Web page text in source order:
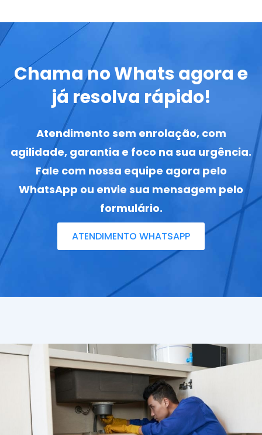
Chama no Whats agora e
já resolva rápido!
Atendimento sem enrolação, com
agilidade, garantia e foco na sua urgência.
Fale com nossa equipe agora pelo
WhatsApp ou envie sua mensagem pelo
formulário.
ATENDIMENTO WHATSAPP